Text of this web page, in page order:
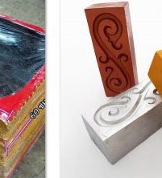
Add to
Wishlist